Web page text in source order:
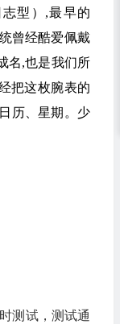
志型）,最早的
曾经酷爱佩戴
名,也是我们所
把这枚腕表的
历、星期。少
测试，测试通